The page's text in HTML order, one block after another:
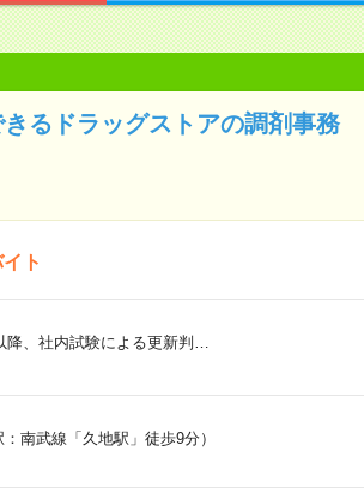
るドラッグストアの調剤事務
ト
、社内試験による更新判…
南武線「久地駅」徒歩9分）